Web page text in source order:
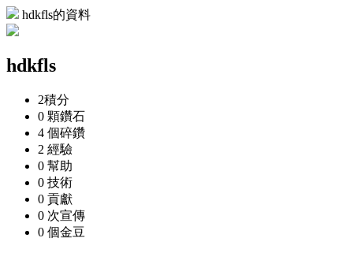
hdkfls的資料
hdkfls
2積分
0 顆鑽石
4 個碎鑽
2 經驗
0 幫助
0 技術
0 貢獻
0 次宣傳
0 個金豆